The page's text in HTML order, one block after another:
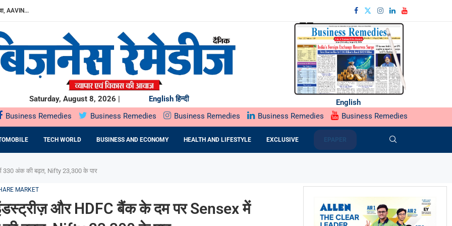
AAVIN...
में उत्पादन...
BNP...
16TH BRICS TRADE MINISTERS’...
PRATIBHA AGARWAL ON...
के...
Saturday, August 8, 2026 | English हिन्दी
English
Business Remedies Business Remedies Business Remedies Business Remedies Business Remedies
TECH WORLD BUSINESS AND ECONOMY HEALTH AND LIFESTYLE EXCLUSIVE
330 अंक की बढ़त, Nifty 23,300 के पार
MARKET
और HDFC बैंक के दम पर Sensex में